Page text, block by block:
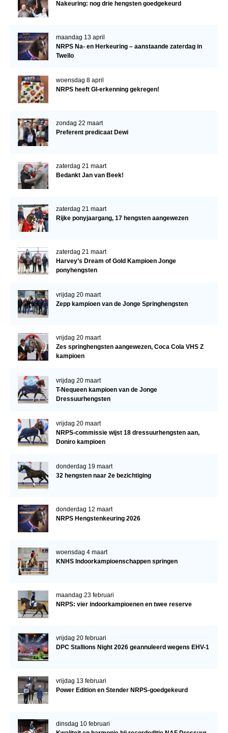
Nakeuring: nog drie hengsten goedgekeurd
maandag 13 april
NRPS Na- en Herkeuring – aanstaande zaterdag in
Twello
woensdag 8 april
NRPS heeft GI-erkenning gekregen!
zondag 22 maart
Preferent predicaat Dewi
zaterdag 21 maart
Bedankt Jan van Beek!
zaterdag 21 maart
Rijke ponyjaargang, 17 hengsten aangewezen
zaterdag 21 maart
Harvey’s Dream of Gold Kampioen Jonge
ponyhengsten
vrijdag 20 maart
Zepp kampioen van de Jonge Springhengsten
vrijdag 20 maart
Zes springhengsten aangewezen, Coca Cola VHS Z
kampioen
vrijdag 20 maart
T-Nequeen kampioen van de Jonge
Dressuurhengsten
vrijdag 20 maart
NRPS-commissie wijst 18 dressuurhengsten aan,
Doniro kampioen
donderdag 19 maart
32 hengsten naar 2e bezichtiging
donderdag 12 maart
NRPS Hengstenkeuring 2026
woensdag 4 maart
KNHS Indoorkampioenschappen springen
maandag 23 februari
NRPS: vier indoorkampioenen en twee reserve
vrijdag 20 februari
DPC Stallions Night 2026 geannuleerd wegens EHV-1
vrijdag 13 februari
Power Edition en Stender NRPS-goedgekeurd
dinsdag 10 februari